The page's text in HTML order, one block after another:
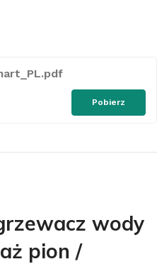
Pobierz
wody
pion /